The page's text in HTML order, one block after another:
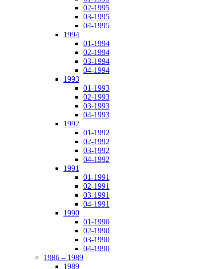
02-1995
03-1995
04-1995
1994
01-1994
02-1994
03-1994
04-1994
1993
01-1993
02-1993
03-1993
04-1993
1992
01-1992
02-1992
03-1992
04-1992
1991
01-1991
02-1991
03-1991
04-1991
1990
01-1990
02-1990
03-1990
04-1990
1986 – 1989
1989